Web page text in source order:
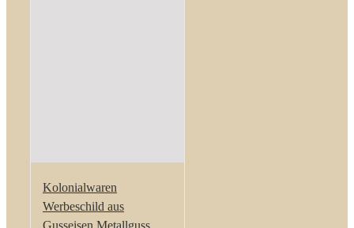
Kolonialwaren
Werbeschild aus